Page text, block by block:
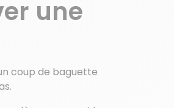
une
coup de baguette